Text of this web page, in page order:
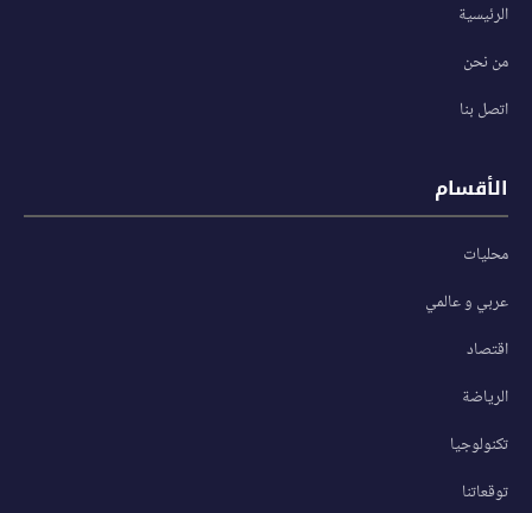
الرئيسية
من نحن
اتصل بنا
الأقسام
محليات
عربي و عالمي
اقتصاد
الرياضة
تكنولوجيا
توقعاتنا